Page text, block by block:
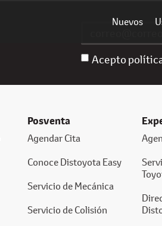
Nuevos
Acepto
Posventa
Agendar Cita
Conoce Distoyota Easy
Servicio de Mecánica
Servicio de Colisión